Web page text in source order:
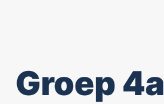
Groep 4a